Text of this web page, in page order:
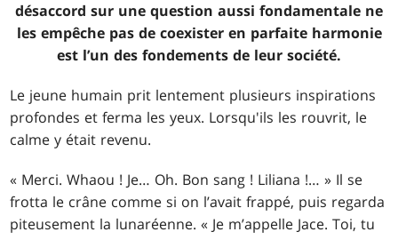
désaccord sur une question aussi fondamentale ne
les empêche pas de coexister en parfaite harmonie
est l’un des fondements de leur société.
Le jeune humain prit lentement plusieurs inspirations
profondes et ferma les yeux. Lorsqu'ils les rouvrit, le
calme y était revenu.
« Merci. Whaou ! Je… Oh. Bon sang ! Liliana !… » Il se
frotta le crâne comme si on l’avait frappé, puis regarda
piteusement la lunaréenne. « Je m’appelle Jace. Toi, tu